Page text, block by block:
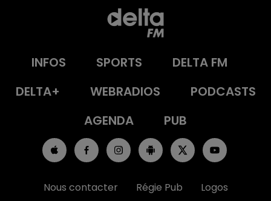
INFOS SPORTS
DELTA FM
DELTA+
WEBRADIOS
PODCASTS
AGENDA
PUB
Nous contacter Régie Pub Logos